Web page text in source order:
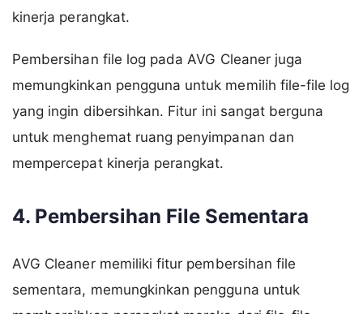
kinerja perangkat.
Pembersihan file log pada AVG Cleaner juga
memungkinkan pengguna untuk memilih file-file log
yang ingin dibersihkan. Fitur ini sangat berguna
untuk menghemat ruang penyimpanan dan
mempercepat kinerja perangkat.
4. Pembersihan File Sementara
AVG Cleaner memiliki fitur pembersihan file
sementara, memungkinkan pengguna untuk